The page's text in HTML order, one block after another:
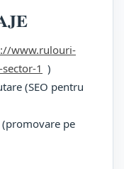
www.rulouri-
1 )
(SEO pentru
(promovare pe